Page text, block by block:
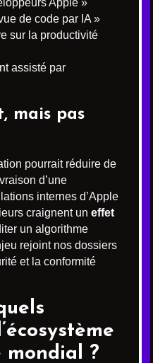
de code par IA »
sur la productivité
assisté par
mais pas
pourrait réduire de
d’une
internes d’Apple
craignent un effet
un algorithme
rejoint nos dossiers
et la conformité
mondial ?